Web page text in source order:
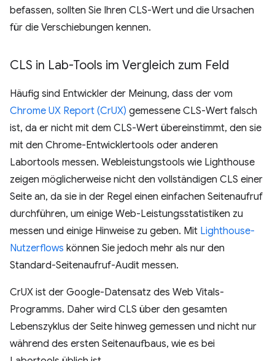
befassen, sollten Sie Ihren CLS-Wert und die Ursachen
für die Verschiebungen kennen.
CLS in Lab-Tools im Vergleich zum Feld
Häufig sind Entwickler der Meinung, dass der vom
Chrome UX Report (CrUX) gemessene CLS-Wert falsch
ist, da er nicht mit dem CLS-Wert übereinstimmt, den sie
mit den Chrome-Entwicklertools oder anderen
Labortools messen. Webleistungstools wie Lighthouse
zeigen möglicherweise nicht den vollständigen CLS einer
Seite an, da sie in der Regel einen einfachen Seitenaufruf
durchführen, um einige Web-Leistungsstatistiken zu
messen und einige Hinweise zu geben. Mit Lighthouse-
Nutzerflows können Sie jedoch mehr als nur den
Standard-Seitenaufruf-Audit messen.
CrUX ist der Google-Datensatz des Web Vitals-
Programms. Daher wird CLS über den gesamten
Lebenszyklus der Seite hinweg gemessen und nicht nur
während des ersten Seitenaufbaus, wie es bei